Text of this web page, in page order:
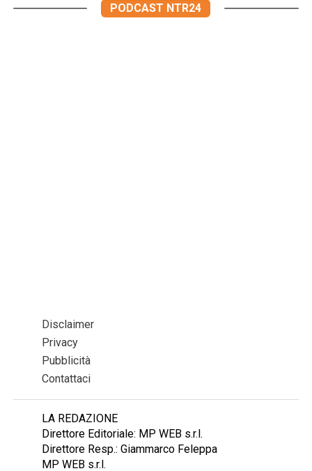
PODCAST NTR24
Disclaimer
Privacy
Pubblicità
Contattaci
LA REDAZIONE
Direttore Editoriale: MP WEB s.r.l.
Direttore Resp.: Giammarco Feleppa
MP WEB s.r.l.